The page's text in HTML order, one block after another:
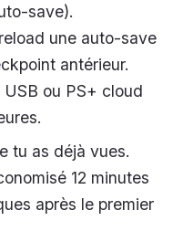
save).
une auto-save
antérieur.
ou PS+ cloud
tu as déjà vues.
12 minutes
après le premier